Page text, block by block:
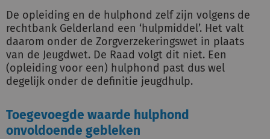
De opleiding en de hulphond zelf zijn volgens de
rechtbank Gelderland een ‘hulpmiddel’. Het valt
daarom onder de Zorgverzekeringswet in plaats
van de Jeugdwet. De Raad volgt dit niet. Een
(opleiding voor een) hulphond past dus wel
degelijk onder de definitie jeugdhulp.
Toegevoegde waarde hulphond
onvoldoende gebleken